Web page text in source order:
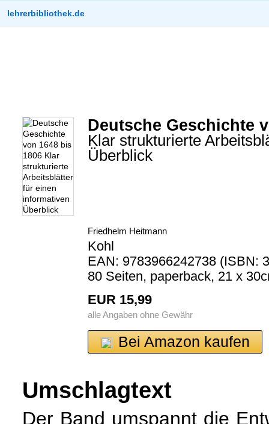
lehrerbibliothek.de
Deutsche Geschichte
Klar strukturierte
Überblick
Friedhelm Heitmann
Kohl
EAN: 9783966242738 (ISBN:
80 Seiten, paperback, 21 x
EUR 15,99
alle Angaben ohne Gewähr
Bei Amazon kaufen
Umschlagtext
Der Band umspannt die